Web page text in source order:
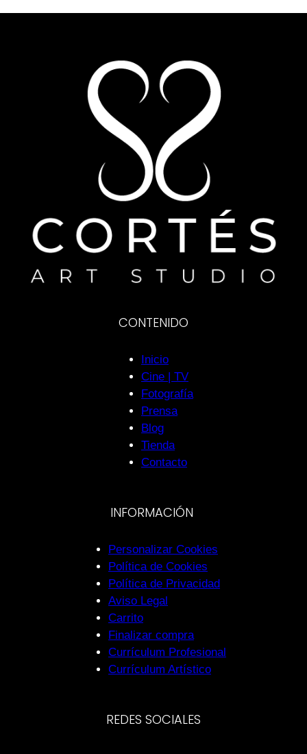
CONTENIDO
Inicio
Cine | TV
Fotografía
Prensa
Blog
Tienda
Contacto
INFORMACIÓN
Personalizar Cookies
Política de Cookies
Política de Privacidad
Aviso Legal
Carrito
Finalizar compra
Currículum Profesional
Currículum Artístico
REDES SOCIALES